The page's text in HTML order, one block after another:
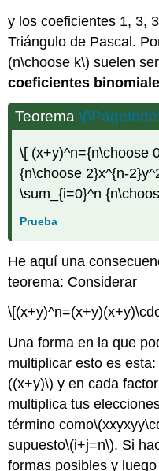
y los coeficientes 1, 3,
Triángulo de Pascal.
(n\choose k\) suelen
coeficientes
Teorema
\[ (x+y)^n={n\choose
{n\choose 2}x^{n-
\sum_{i=0}^n
Prueba
He aquí una
teorema: Considerar
Una forma en la que
multiplicar esto es
((x+y)\) y en cada
multiplica tus
término como
supuesto\(i+j=n\). Si
formas posibles y